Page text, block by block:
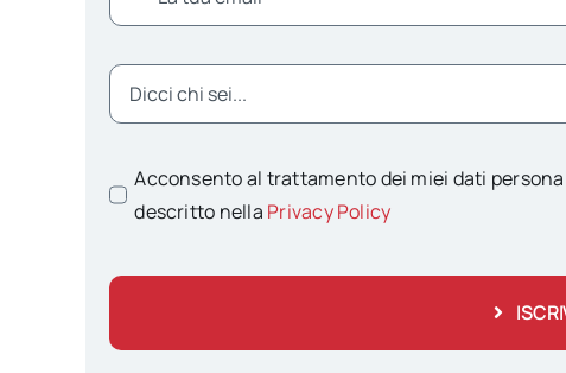
Acconsento al trattamento dei miei dati
descritto nella Privacy Policy